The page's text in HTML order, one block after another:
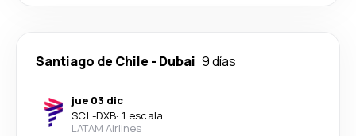
Santiago de Chile - Dubai 9 días
jue 03 dic
SCL-DXB· 1 escala
LATAM Airlines